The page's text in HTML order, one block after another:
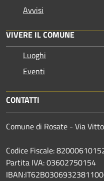
Avvisi
VIVERE IL COMUNE
Luoghi
Eventi
CONTATTI
Comune di Rosate - Via
Codice Fiscale:
Partita IVA: 03602750154